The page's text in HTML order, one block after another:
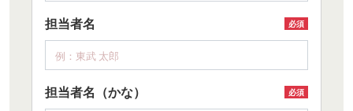
担当者名 必須
担当者名（かな） 必須